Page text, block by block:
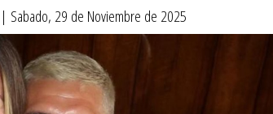
| Sabado, 29 de Noviembre de 2025